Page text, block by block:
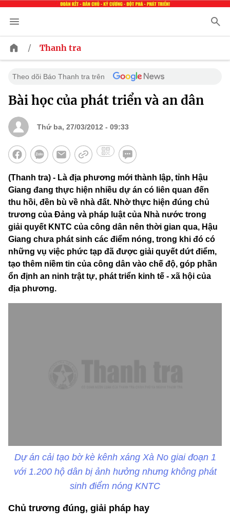
/ Thanh tra
Theo dõi Báo Thanh tra trên
Bài học của phát triển và an dân
Thứ ba, 27/03/2012 - 09:33
(Thanh tra) - Là địa phương mới thành lập, tỉnh Hậu
Giang đang thực hiện nhiều dự án có liên quan đến
thu hồi, đền bù về nhà đất. Nhờ thực hiện đúng chủ
trương của Đảng và pháp luật của Nhà nước trong
giải quyết KNTC của công dân nên thời gian qua, Hậu
Giang chưa phát sinh các điểm nóng, trong khi đó có
những vụ việc phức tạp đã được giải quyết dứt điểm,
tạo thêm niềm tin của công dân vào chế độ, góp phần
ổn định an ninh trật tự, phát triển kinh tế - xã hội của
địa phương.
Dự án cải tạo bờ kè kênh xáng Xà No giai đoạn 1
với 1.200 hộ dân bị ảnh hưởng nhưng không phát
sinh điểm nóng KNTC
Chủ trương đúng, giải pháp hay